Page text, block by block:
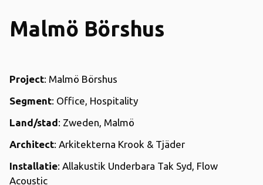
Malmö Börshus
Project: Malmö Börshus
Segment: Office, Hospitality
Land/stad: Zweden, Malmö
Architect: Arkitekterna Krook & Tjäder
Installatie: Allakustik Underbara Tak Syd, Flow
Acoustic